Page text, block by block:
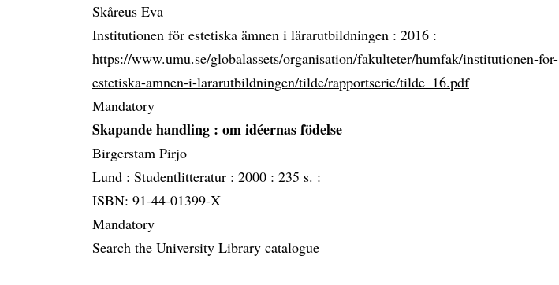
Skåreus Eva
Institutionen för estetiska ämnen i lärarutbildningen : 2016 :
https://www.umu.se/globalassets/organisation/fakulteter/humfak/institutionen-for-
estetiska-amnen-i-lararutbildningen/tilde/rapportserie/tilde_16.pdf
Mandatory
Skapande handling : om idéernas födelse
Birgerstam Pirjo
Lund : Studentlitteratur : 2000 : 235 s. :
ISBN: 91-44-01399-X
Mandatory
Search the University Library catalogue